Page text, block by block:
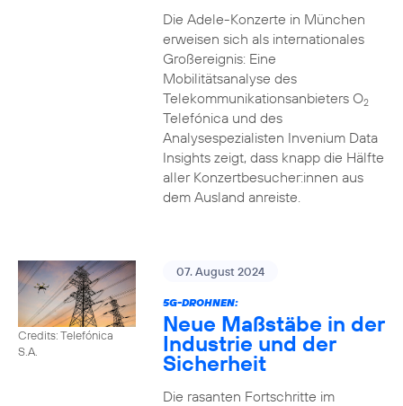
Die Adele-Konzerte in München
erweisen sich als internationales
Großereignis: Eine
Mobilitätsanalyse des
Telekommunikationsanbieters O2
Telefónica und des
Analysespezialisten Invenium Data
Insights zeigt, dass knapp die Hälfte
aller Konzertbesucher:innen aus
dem Ausland anreiste.
Credits: Telefónica
S.A.
07. August 2024
5G-DROHNEN:
Neue Maßstäbe in der
Industrie und der
Sicherheit
Die rasanten Fortschritte im